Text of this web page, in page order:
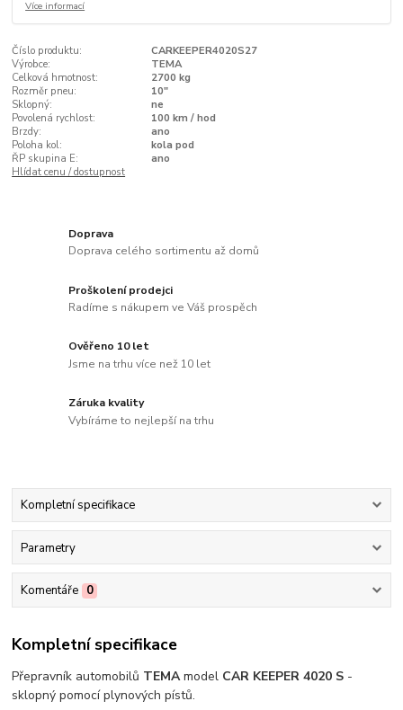
Více informací
Číslo produktu:
CARKEEPER4020S27
Výrobce:
TEMA
Celková hmotnost:
2700 kg
Rozměr pneu:
10"
Sklopný:
ne
Povolená rychlost:
100 km / hod
Brzdy:
ano
Poloha kol:
kola pod
ŘP skupina E:
ano
Hlídat cenu / dostupnost
Doprava
Doprava celého sortimentu až domů
Proškolení prodejci
Radíme s nákupem ve Váš prospěch
Ověřeno 10 let
Jsme na trhu více než 10 let
Záruka kvality
Vybíráme to nejlepší na trhu
Kompletní specifikace
Parametry
Komentáře 0
Kompletní specifikace
Přepravník automobilů TEMAmodel CAR KEEPER 4020 S -
sklopný pomocí plynových pístů.